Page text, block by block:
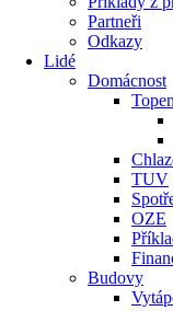
Partneři
Odkazy
Lidé
Domácnost
TUV
OZE
Budovy